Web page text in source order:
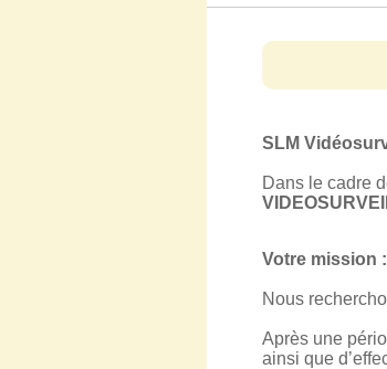
SLM
Dans le cadre
Votre mission :
Nous
Après une
ainsi que